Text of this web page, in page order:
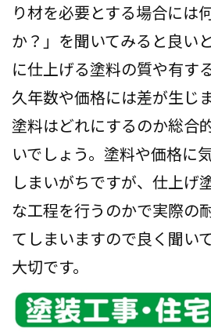
り材を必要とする場合には
か？」を聞いてみると良い
に仕上げる塗料の質や有
久年数や価格には差が生
塗料はどれにするのか総合
いでしょう。塗料や価格に
しまいがちですが、仕上げ
な工程を行うのかで実際の
てしまいますので良く聞い
大切です。